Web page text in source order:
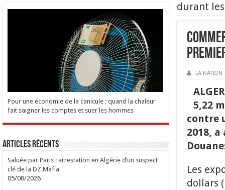
durant
LA NATION
5,22
contre
2018,
Les
dollars
Pour une économie de la canicule : quand la chaleur
fait saigner les comptes et suer les hommes
Articles Récents
Saluée par Paris : arrestation en Algérie d’un suspect
clé de la DZ Mafia
05/08/2026